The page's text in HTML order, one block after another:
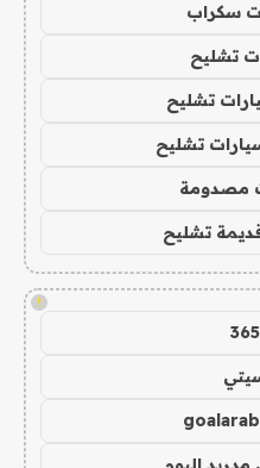
سكراب
تشليح
تشليح
تشليح
مصدومة
تشليح
!